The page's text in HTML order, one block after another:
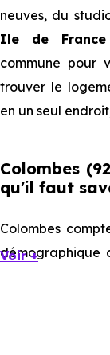
neuves, du
Ile de France
commune pour
trouver le
en un seul
Colombes
qu'il faut
Colombes
démographique
Voir +